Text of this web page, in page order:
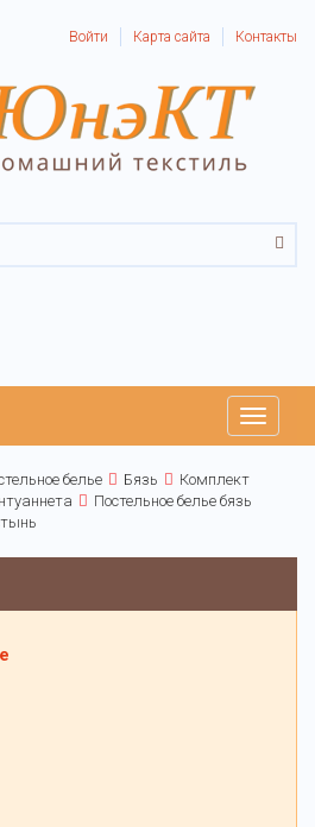
Войти Карта сайта Контакты
Toggle
белье Бязь
Комплект
Постельное белье бязь